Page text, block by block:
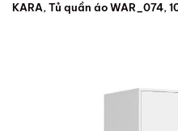
KARA, Tủ quần áo WAR_074,